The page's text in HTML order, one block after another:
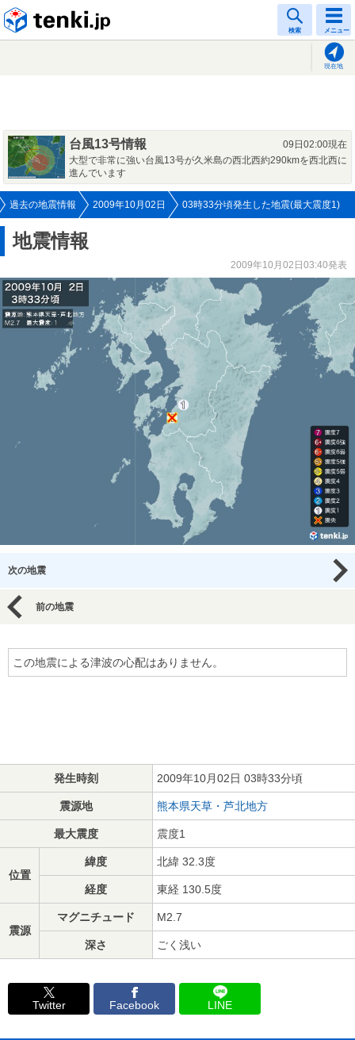
検索 メニュー
現在地
台風13号情報
09日02:00現在
大型で非常に強い台風13号が久米島の西北西約290kmを西北西に
進んでいます
過去の地震情報 2009年10月02日 03時33分頃発生した地震(最大震度1)
地震情報
2009年10月02日03:40発表
次の地震
前の地震
この地震による津波の心配はありません。
発生時刻 2009年10月02日 03時33分頃
震源地 熊本県天草・芦北地方
最大震度 震度1
位置
緯度 北緯 32.3度
経度 東経 130.5度
震源
マグニチュード M2.7
深さ ごく浅い
Twitter Facebook LINE